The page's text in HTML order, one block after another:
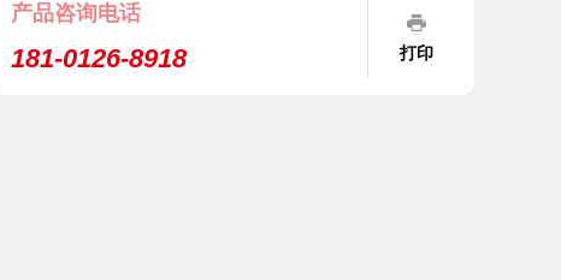
产品咨询电话
181-0126-8918 打印